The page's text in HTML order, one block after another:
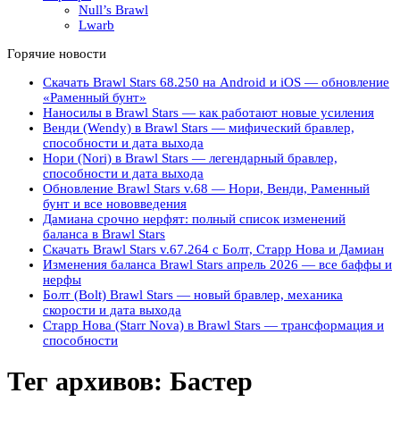
Null’s Brawl
Lwarb
Горячие новости
Скачать Brawl Stars 68.250 на Android и iOS — обновление
«Раменный бунт»
Наносилы в Brawl Stars — как работают новые усиления
Венди (Wendy) в Brawl Stars — мифический бравлер,
способности и дата выхода
Нори (Nori) в Brawl Stars — легендарный бравлер,
способности и дата выхода
Обновление Brawl Stars v.68 — Нори, Венди, Раменный
бунт и все нововведения
Дамиана срочно нерфят: полный список изменений
баланса в Brawl Stars
Скачать Brawl Stars v.67.264 с Болт, Старр Нова и Дамиан
Изменения баланса Brawl Stars апрель 2026 — все баффы и
нерфы
Болт (Bolt) Brawl Stars — новый бравлер, механика
скорости и дата выхода
Старр Нова (Starr Nova) в Brawl Stars — трансформация и
способности
Тег архивов: Бастер